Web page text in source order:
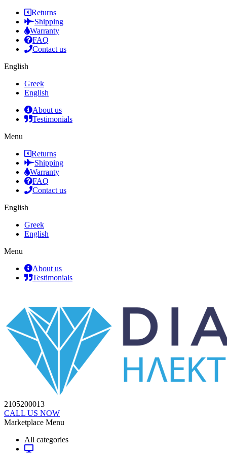
Returns
Shipping
Warranty
FAQ
Contact us
English
Greek
English
About us
Testimonials
Menu
Returns
Shipping
Warranty
FAQ
Contact us
English
Greek
English
Menu
About us
Testimonials
2105200013
CALL US NOW
Marketplace Menu
All categories